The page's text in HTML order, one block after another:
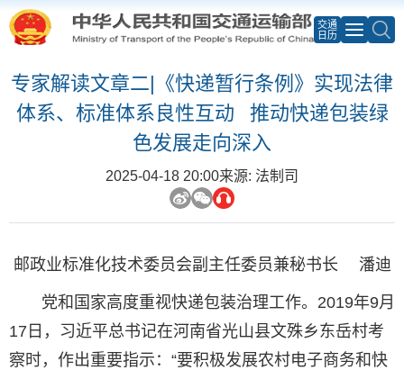
交通
日历
专家解读文章二|《快递暂行条例》实现法律
体系、标准体系良性互动 推动快递包装绿
色发展走向深入
2025-04-18 20:00来源: 法制司
邮政业标准化技术委员会副主任委员兼秘书长 潘迪
党和国家高度重视快递包装治理工作。2019年9月
17日，习近平总书记在河南省光山县文殊乡东岳村考
察时，作出重要指示：“要积极发展农村电子商务和快